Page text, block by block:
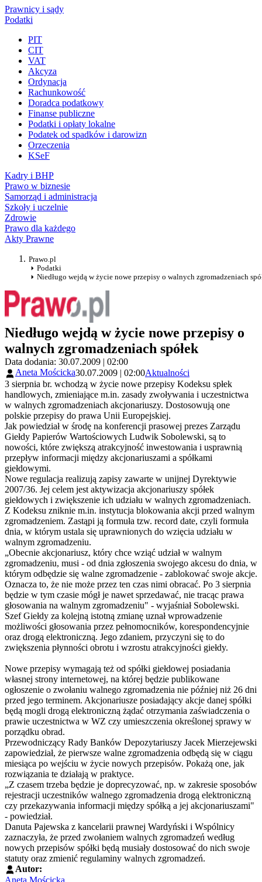
Prawnicy i sądy
Podatki
PIT
CIT
VAT
Akcyza
Ordynacja
Rachunkowość
Doradca podatkowy
Finanse publiczne
Podatki i opłaty lokalne
Podatek od spadków i darowizn
Orzeczenia
KSeF
Kadry i BHP
Prawo w biznesie
Samorząd i administracja
Szkoły i uczelnie
Zdrowie
Prawo dla każdego
Akty Prawne
Prawo.pl
Podatki
Niedługo wejdą w życie nowe przepisy o walnych zgromadzeniach
Niedługo wejdą w życie nowe przepisy o
walnych zgromadzeniach spółek
Data dodania: 30.07.2009 | 02:00
Aneta Mościcka30.07.2009 | 02:00Aktualności
3 sierpnia br. wchodzą w życie nowe przepisy Kodeksu spłek
handlowych, zmieniające m.in. zasady zwoływania i uczestnictwa
w walnych zgromadzeniach akcjonariuszy. Dostosowują one
polskie przepisy do prawa Unii Europejskiej.
Jak powiedział w środę na konferencji prasowej prezes Zarządu
Giełdy Papierów Wartościowych Ludwik Sobolewski, są to
nowości, które zwiększą atrakcyjność inwestowania i usprawnią
przepływ informacji między akcjonariuszami a spółkami
giełdowymi.
Nowe regulacja realizują zapisy zawarte w unijnej Dyrektywie
2007/36. Jej celem jest aktywizacja akcjonariuszy spółek
giełdowych i zwiększenie ich udziału w walnych zgromadzeniach.
Z Kodeksu zniknie m.in. instytucja blokowania akcji przed walnym
zgromadzeniem. Zastąpi ją formuła tzw. record date, czyli formuła
dnia, w którym ustala się uprawnionych do wzięcia udziału w
walnym zgromadzeniu.
„Obecnie akcjonariusz, który chce wziąć udział w walnym
zgromadzeniu, musi - od dnia zgłoszenia swojego akcesu do dnia, w
którym odbędzie się walne zgromadzenie - zablokować swoje akcje.
Oznacza to, że nie może przez ten czas nimi obracać. Po 3 sierpnia
będzie w tym czasie mógł je nawet sprzedawać, nie tracąc prawa
głosowania na walnym zgromadzeniu" - wyjaśniał Sobolewski.
Szef Giełdy za kolejną istotną zmianę uznał wprowadzenie
możliwości głosowania przez pełnomocników, korespondencyjnie
oraz drogą elektroniczną. Jego zdaniem, przyczyni się to do
zwiększenia płynności obrotu i wzrostu atrakcyjności giełdy.
Nowe przepisy wymagają też od spółki giełdowej posiadania
własnej strony internetowej, na której będzie publikowane
ogłoszenie o zwołaniu walnego zgromadzenia nie później niż 26 dni
przed jego terminem. Akcjonariusze posiadający akcje danej spółki
będą mogli drogą elektroniczną żądać otrzymania zaświadczenia o
prawie uczestnictwa w WZ czy umieszczenia określonej sprawy w
porządku obrad.
Przewodniczący Rady Banków Depozytariuszy Jacek Mierzejewski
zapowiedział, że pierwsze walne zgromadzenia odbędą się w ciągu
miesiąca po wejściu w życie nowych przepisów. Pokażą one, jak
rozwiązania te działają w praktyce.
„Z czasem trzeba będzie je doprecyzować, np. w zakresie sposobów
rejestracji uczestników walnego zgromadzenia drogą elektroniczną
czy przekazywania informacji między spółką a jej akcjonariuszami"
- powiedział.
Danuta Pajewska z kancelarii prawnej Wardyński i Wspólnicy
zaznaczyła, że przed zwołaniem walnych zgromadzeń według
nowych przepisów spółki będą musiały dostosować do nich swoje
statuty oraz zmienić regulaminy walnych zgromadzeń.
Autor: